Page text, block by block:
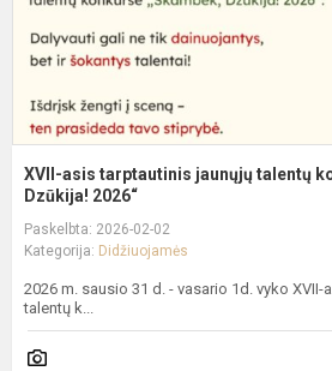
XVII-asis tarptautinis jaunųjų talentų
Dzūkija! 2026“
Paskelbta: 2026-02-02
Kategorija: Didžiuojamės
2026 m. sausio 31 d. - vasario 1d. vyko
talentų k...